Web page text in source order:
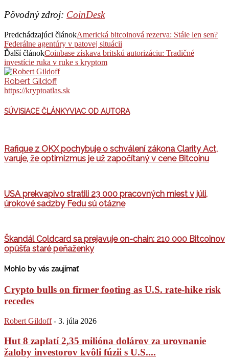
Pôvodný zdroj: CoinDesk
Predchádzajúci článokAmerická bitcoinová rezerva: Stále len sen?
Federálne agentúry v patovej situácii
Ďalší článokCoinbase získava britskú autorizáciu: Tradičné
investície ruka v ruke s kryptom
Robert Gildoff
https://kryptoatlas.sk
SÚVISIACE ČLÁNKYVIAC OD AUTORA
Rafique z OKX pochybuje o schválení zákona Clarity Act,
varuje, že optimizmus je už započítaný v cene Bitcoinu
USA prekvapivo stratili 23 000 pracovných miest v júli,
úrokové sadzby Fedu sú otázne
Škandál Coldcard sa prejavuje on-chain: 210 000 Bitcoinov
opúšťa staré peňaženky
Mohlo by vás zaujímať
Crypto bulls on firmer footing as U.S. rate-hike risk
recedes
Robert Gildoff - 3. júla 2026
Hut 8 zaplatí 2,35 milióna dolárov za urovnanie
žaloby investorov kvôli fúzii s U.S....